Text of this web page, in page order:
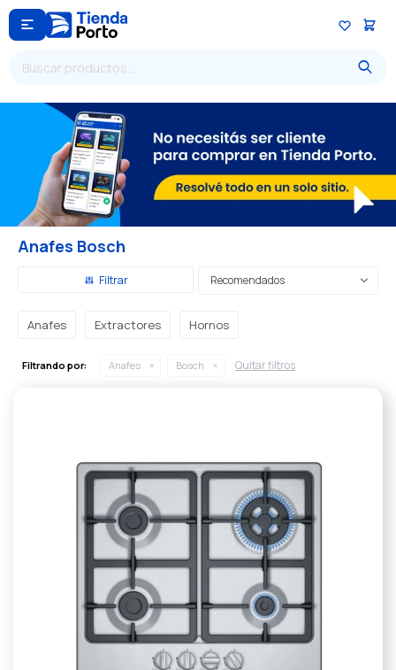

Anafes Bosch
Recomendados
Anafes Extractores Hornos
Filtrando por: Anafes Bosch Quitar filtros